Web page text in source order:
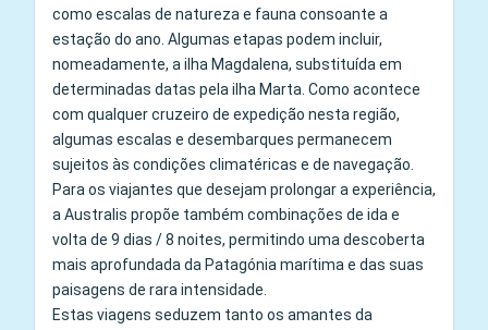
como escalas de natureza e fauna consoante a
estação do ano. Algumas etapas podem incluir,
nomeadamente, a ilha Magdalena, substituída em
determinadas datas pela ilha Marta. Como acontece
com qualquer cruzeiro de expedição nesta região,
algumas escalas e desembarques permanecem
sujeitos às condições climatéricas e de navegação.
Para os viajantes que desejam prolongar a experiência,
a Australis propõe também combinações de ida e
volta de 9 dias / 8 noites, permitindo uma descoberta
mais aprofundada da Patagónia marítima e das suas
paisagens de rara intensidade.
Estas viagens seduzem tanto os amantes da